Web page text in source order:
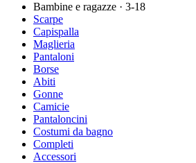
Bambine e ragazze · 3-18
Scarpe
Capispalla
Maglieria
Pantaloni
Borse
Abiti
Gonne
Camicie
Pantaloncini
Costumi da bagno
Completi
Accessori